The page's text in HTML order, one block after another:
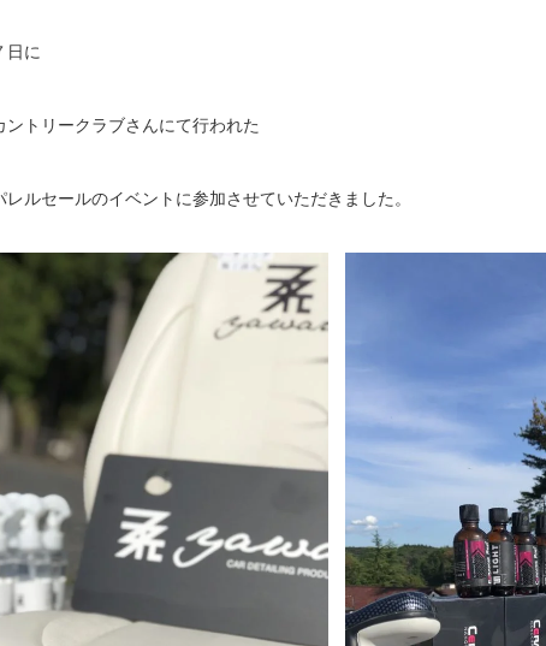
日に
ントリークラブさんにて行われた
ルセールのイベントに参加させていただきました。